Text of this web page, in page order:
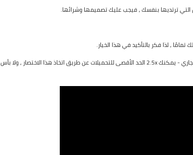
التي ترتديها بنفسك ، فيجب عليك تصميمها وشرائها.
، لذا فكر بالتأكيد في هذا الخيار.
لا عيب في شراء القمصان الخاصة بك للهروب من المستوى 10. فكر في الأمر كقرار تجاري - يمكنك 2.5x الحد الأقصى للتحميلات عن طريق اتخاذ هذا الاختصار ، ولا بأس